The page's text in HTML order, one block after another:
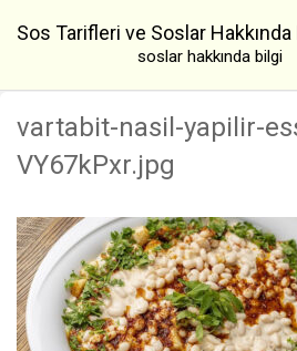
Sos Tarifleri ve Soslar
soslar hakkında bilgi
vartabit-nasil-yapilir-
VY67kPxr.jpg